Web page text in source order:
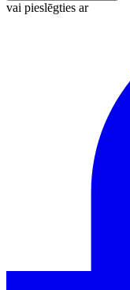
vai pieslēgties ar